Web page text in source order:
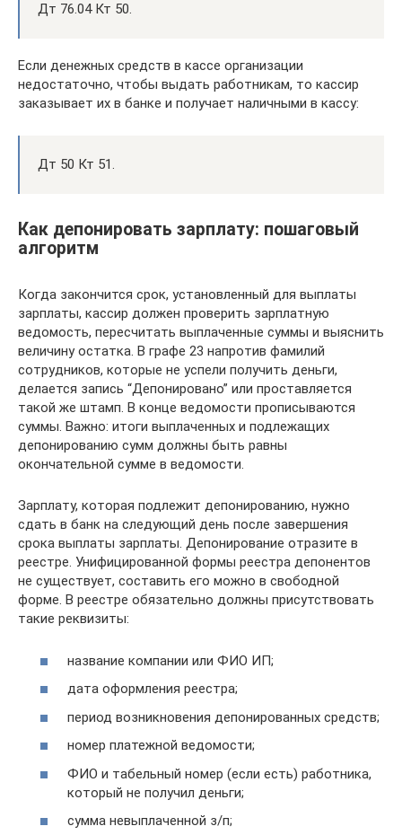
Дт 76.04 Кт 50.
Если денежных средств в кассе организации
недостаточно, чтобы выдать работникам, то кассир
заказывает их в банке и получает наличными в кассу:
Дт 50 Кт 51.
Как депонировать зарплату: пошаговый
алгоритм
Когда закончится срок, установленный для выплаты
зарплаты, кассир должен проверить зарплатную
ведомость, пересчитать выплаченные суммы и выяснить
величину остатка. В графе 23 напротив фамилий
сотрудников, которые не успели получить деньги,
делается запись “Депонировано” или проставляется
такой же штамп. В конце ведомости прописываются
суммы. Важно: итоги выплаченных и подлежащих
депонированию сумм должны быть равны
окончательной сумме в ведомости.
Зарплату, которая подлежит депонированию, нужно
сдать в банк на следующий день после завершения
срока выплаты зарплаты. Депонирование отразите в
реестре. Унифицированной формы реестра депонентов
не существует, составить его можно в свободной
форме. В реестре обязательно должны присутствовать
такие реквизиты:
название компании или ФИО ИП;
дата оформления реестра;
период возникновения депонированных средств;
номер платежной ведомости;
ФИО и табельный номер (если есть) работника,
который не получил деньги;
сумма невыплаченной з/п;